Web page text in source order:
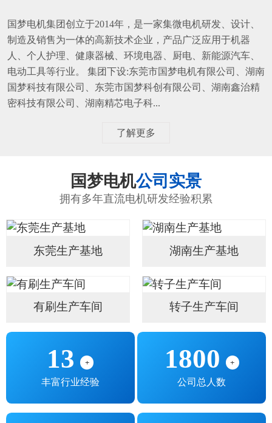
国梦电机集团创立于2014年，是一家集微电机研发、设计、
制造及销售为一体的高新技术企业，产品广泛应用于机器
人、个人护理、健康器械、环境电器、厨电、新能源汽车、
电动工具等行业。 集团下设:东莞市国梦电机有限公司、湖南
国梦科技有限公司、东莞市国梦科创有限公司、湖南鑫治精
密科技有限公司、湖南精芯电子科...
了解更多
国梦电机公司实景
拥有多年直流电机研发经验积累
东莞生产基地 湖南生产基地
有刷生产车间 转子生产车间
13 +
丰富行业经验
1800 +
公司总人数